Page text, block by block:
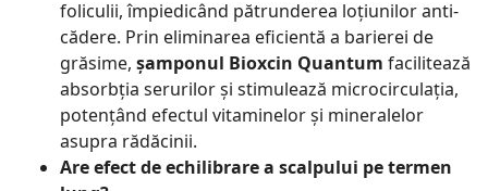
foliculii, împiedicând pătrunderea loțiunilor anti-
cădere. Prin eliminarea eficientă a barierei de
grăsime, șamponul Bioxcin Quantum facilitează
absorbția serurilor și stimulează microcirculația,
potențând efectul vitaminelor și mineralelor
asupra rădăcinii.
Are efect de echilibrare a scalpului pe termen